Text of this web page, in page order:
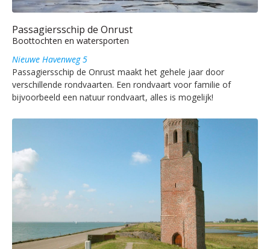
Passagiersschip de Onrust
Boottochten en watersporten
Nieuwe Havenweg 5
Passagiersschip de Onrust maakt het gehele jaar door
verschillende rondvaarten. Een rondvaart voor familie of
bijvoorbeeld een natuur rondvaart, alles is mogelijk!